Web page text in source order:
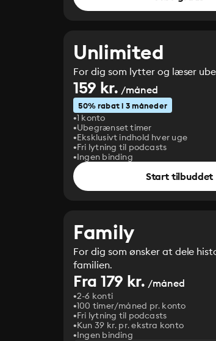
Unlimited
For dig som lytter og læser
159 kr. /måned
50% rabat i 3 måneder
1 konto
Ubegrænset timer
Eksklusivt indhold hver uge
Fri lytning til podcasts
Ingen binding
Start tilbuddet
Family
For dig som ønsker at dele
familien.
Fra 179 kr. /måned
2-6 konti
100 timer/måned pr. konto
Fri lytning til podcasts
Kun 39 kr. pr. ekstra konto
Ingen binding